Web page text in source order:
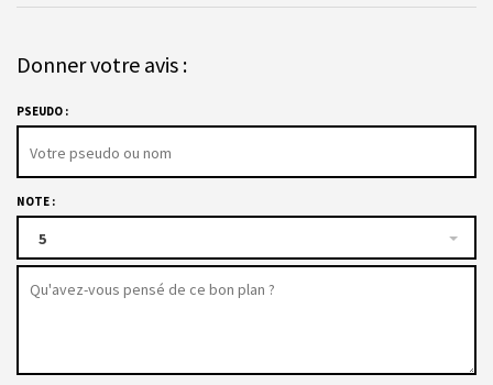
Donner votre avis :
PSEUDO :
NOTE :
5